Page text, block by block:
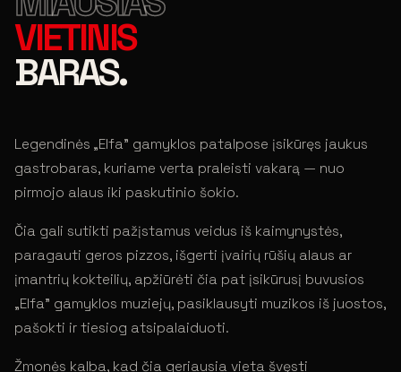
VIETINIS
BARAS.
Legendinės „Elfa" gamyklos patalpose įsikūręs jaukus
gastrobaras, kuriame verta praleisti vakarą — nuo
pirmojo alaus iki paskutinio šokio.
Čia gali sutikti pažįstamus veidus iš kaimynystės,
paragauti geros pizzos, išgerti įvairių rūšių alaus ar
įmantrių kokteilių, apžiūrėti čia pat įsikūrusį buvusios
„Elfa" gamyklos muziejų, pasiklausyti muzikos iš juostos,
pašokti ir tiesiog atsipalaiduoti.
Žmonės kalba, kad čia geriausia vieta švęsti